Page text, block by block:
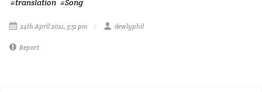
24th April 2021, 3:51 pm dewlyphil
Report